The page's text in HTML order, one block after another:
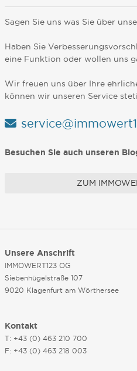
Sagen Sie uns was Sie über
Haben Sie
eine Funktion oder wollen uns
Wir freuen uns über Ihre
können wir unseren Service
Besuchen Sie auch unseren
ZUM
Unsere Anschrift
IMMOWERT123 OG
Siebenhügelstraße 107
9020 Klagenfurt am Wörthersee
Kontakt
T: +43 (0) 463 210 700
F: +43 (0) 463 218 003